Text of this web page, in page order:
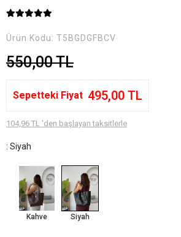
Ürün Kodu: T5BGDGFBCV
550,00 TL
Sepetteki Fiyat 495,00 TL
104,96 TL 'den başlayan taksitlerle
: Siyah
Kahve Siyah